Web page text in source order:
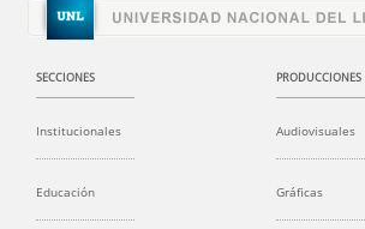
SECCIONES
Institucionales
Educación
PRODUCCIONES
Audiovisuales
Gráficas